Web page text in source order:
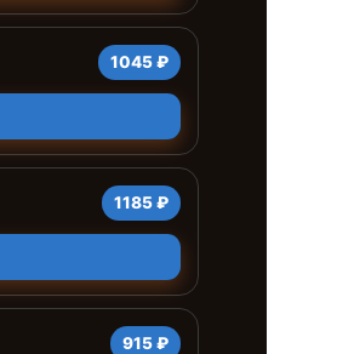
1045 ₽
1185 ₽
915 ₽